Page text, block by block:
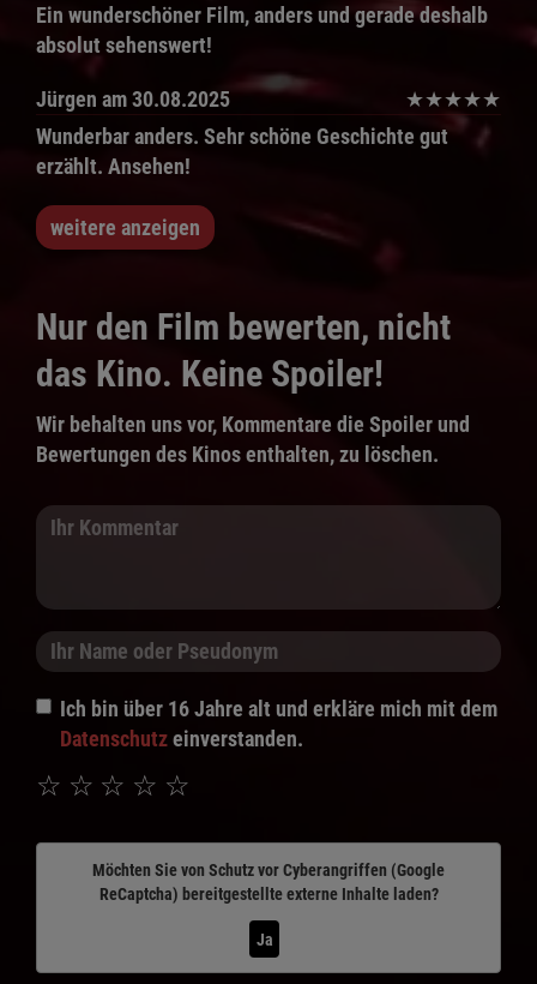
Ein wunderschöner Film, anders und gerade deshalb
absolut sehenswert!
Jürgen am 30.08.2025 ★★★★★
Wunderbar anders. Sehr schöne Geschichte gut
erzählt. Ansehen!
weitere anzeigen
Nur den Film bewerten, nicht
das Kino. Keine Spoiler!
Wir behalten uns vor, Kommentare die Spoiler und
Bewertungen des Kinos enthalten, zu löschen.
Ich bin über 16 Jahre alt und erkläre mich mit dem
Datenschutzeinverstanden.
☆
☆
☆
☆
☆
Möchten Sie von Schutz vor Cyberangriffen (Google
ReCaptcha) bereitgestellte externe Inhalte laden?
Ja